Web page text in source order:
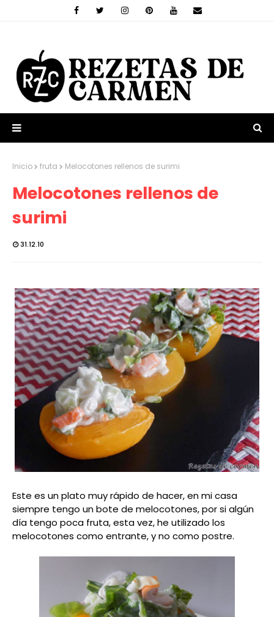
Inicio fruta Melocotones rellenos de surimi
Melocotones rellenos de
surimi
31.12.10
Este es un plato muy rápido de hacer, en mi casa
siempre tengo un bote de melocotones, por si algún
día tengo poca fruta, esta vez, he utilizado los
melocotones como entrante, y no como postre.